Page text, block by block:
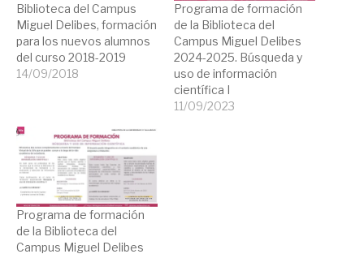
Biblioteca del Campus
Miguel Delibes, formación
para los nuevos alumnos
del curso 2018-2019
14/09/2018
Programa de formación
de la Biblioteca del
Campus Miguel Delibes
2024-2025. Búsqueda y
uso de información
científica I
11/09/2023
Programa de formación
de la Biblioteca del
Campus Miguel Delibes